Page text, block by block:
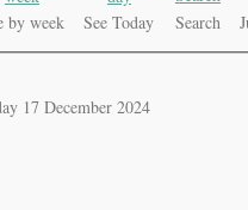
by week See Today Search
17 December 2024